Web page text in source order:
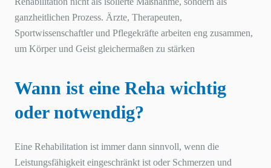
ganzheitlichen Prozess. Ärzte, Therapeuten,
Sportwissenschaftler und Pflegekräfte arbeiten eng zusammen,
um Körper und Geist gleichermaßen zu stärken
Wann ist eine Reha wichtig
oder notwendig?
Eine Rehabilitation ist immer dann sinnvoll, wenn die
Leistungsfähigkeit eingeschränkt ist oder Schmerzen und